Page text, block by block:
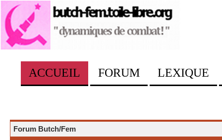
ACCUEIL FORUM LEXIQUE
Forum Butch/Fem